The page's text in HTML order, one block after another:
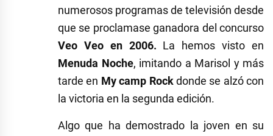
numerosos programas de televisión desde
que se proclamase ganadora del concurso
Veo Veo en 2006. La hemos visto en
Menuda Noche, imitando a Marisol y más
tarde en My camp Rockdonde se alzó con
la victoria en la segunda edición.
Algo que ha demostrado la joven en su